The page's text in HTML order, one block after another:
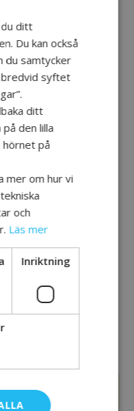
du ditt
Du kan också
du samtycker
bredvid syftet
ditt
den lilla
hörnet på
mer om hur vi
och
Läs mer
Inriktning